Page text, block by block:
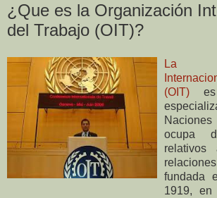
¿Que es la Organización
del Trabajo (OIT)?
La
(OIT) es
ocupa
fundada
1919,